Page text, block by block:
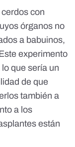
con
órganos no
a babuinos,
experimento
que sería un
de que
también a
a los
están